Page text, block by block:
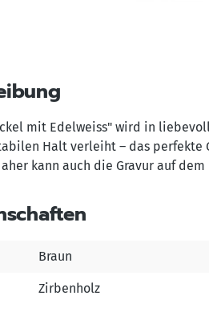
mit Edelweiss" wird in
Halt verleiht – das perfekte
kann auch die Gravur auf
Braun
Zirbenholz